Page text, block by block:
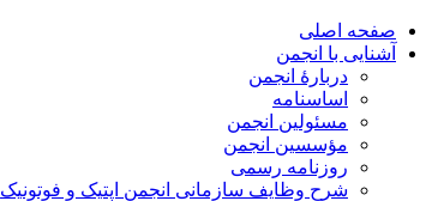
صفحه اصلی
آشنایی با انجمن
دربارۀ انجمن
اساسنامه
مسئولین انجمن
مؤسسین انجمن
روزنامه رسمی
شرح وظایف سازمانی انجمن اپتیک و فوتونیک